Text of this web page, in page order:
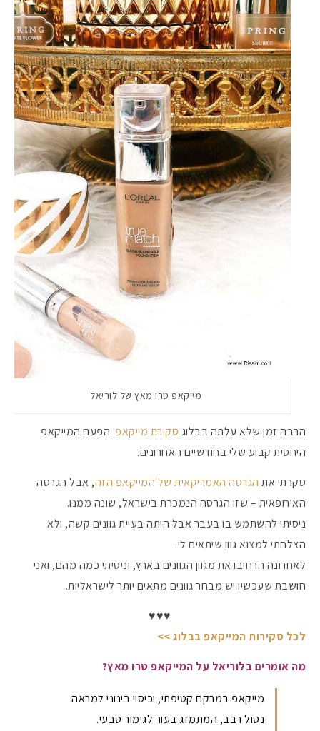
מקדמי הגנה
#הסטודיושלקורין
מייקאפ טרו מאץ של לוריאל
הרבה זמן שלא עלתה בבלוג סקירת מייקאפ. הפעם המייקאפ
היחסית קבוע שלי בחודשיים האחרונים.
סקרתי את הגרסה האמריקאית של המייקאפ הזה, אבל הגרסה
האירופאית – שזו הגרסה הנמכרת בישראל, שונה ממנו.
ניסיתי להשתמש בו בעבר אבל היתה בעיית גוונים קשה, ולא
הצלחתי למצוא גוון שיתאים לי.
לאחרונה הרחיבו את מגוון הגוונים בארץ, וניסיתי כמה מהם, ואני
חושבת שעכשיו יש מבחר גוונים מתאים יותר לישראליות.
♥️♥️♥️
לכל סקירות המייקאפ בבלוג >>
מה אומרים בלוריאל על המייקאפ טרו מאץ?
מייקאפ במרקם קטיפתי, וכיסוי בינוני למראה
נטול רבב, המתמזג בעור לגימור טבעי.